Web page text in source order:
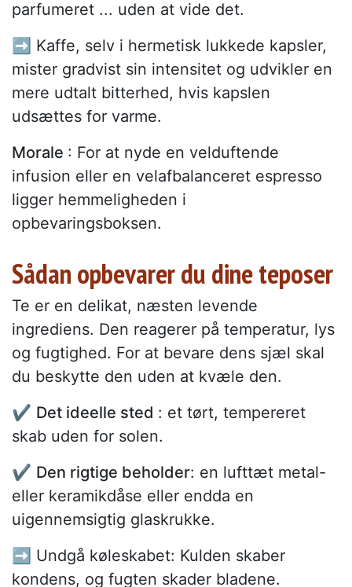
parfumeret ... uden at vide det.
➡️ Kaffe, selv i hermetisk lukkede kapsler,
mister gradvist sin intensitet og udvikler en
mere udtalt bitterhed, hvis kapslen
udsættes for varme.
Morale : For at nyde en velduftende
infusion eller en velafbalanceret espresso
ligger hemmeligheden i
opbevaringsboksen.
Sådan opbevarer du dine teposer
Te er en delikat, næsten levende
ingrediens. Den reagerer på temperatur, lys
og fugtighed. For at bevare dens sjæl skal
du beskytte den uden at kvæle den.
✔️ Det ideelle sted : et tørt, tempereret
skab uden for solen.
✔️ Den rigtige beholder: en lufttæt metal-
eller keramikdåse eller endda en
uigennemsigtig glaskrukke.
➡️ Undgå køleskabet: Kulden skaber
kondens, og fugten skader bladene.